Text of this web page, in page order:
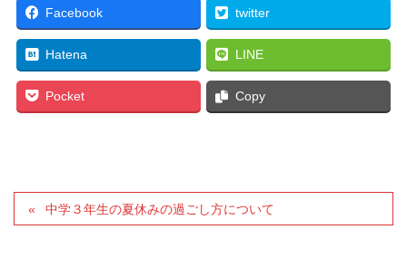
Facebook twitter
Hatena LINE
Pocket Copy
中学３年生の夏休みの過ごし方について